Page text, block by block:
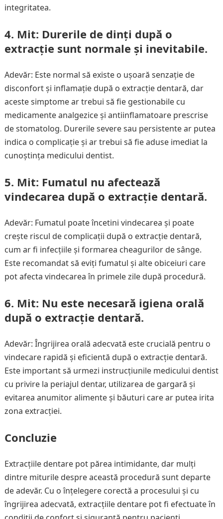
integritatea.
4. Mit: Durerile de dinți după o
extracție sunt normale și inevitabile.
Adevăr: Este normal să existe o ușoară senzație de
disconfort și inflamație după o extracție dentară, dar
aceste simptome ar trebui să fie gestionabile cu
medicamente analgezice și antiinflamatoare prescrise
de stomatolog. Durerile severe sau persistente ar putea
indica o complicație și ar trebui să fie aduse imediat la
cunoștința medicului dentist.
5. Mit: Fumatul nu afectează
vindecarea după o extracție dentară.
Adevăr: Fumatul poate încetini vindecarea și poate
crește riscul de complicații după o extracție dentară,
cum ar fi infecțiile și formarea cheagurilor de sânge.
Este recomandat să eviți fumatul și alte obiceiuri care
pot afecta vindecarea în primele zile după procedură.
6. Mit: Nu este necesară igiena orală
după o extracție dentară.
Adevăr: Îngrijirea orală adecvată este crucială pentru o
vindecare rapidă și eficientă după o extracție dentară.
Este important să urmezi instrucțiunile medicului dentist
cu privire la periajul dentar, utilizarea de gargară și
evitarea anumitor alimente și băuturi care ar putea irita
zona extracției.
Concluzie
Extracțiile dentare pot părea intimidante, dar mulți
dintre miturile despre această procedură sunt departe
de adevăr. Cu o înțelegere corectă a procesului și cu
îngrijirea adecvată, extracțiile dentare pot fi efectuate în